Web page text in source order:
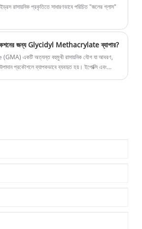
রাসায়নিক প্রকৃতিতে সাধারণভাবে পরিচিত "জলের গ্লাস"
জন্য Glycidyl Methacrylate ব্যাপার?
একটি অত্যন্ত বহুমুখী রাসায়নিক যৌগ যা আবরণ,
প্রকৌশলে ব্যাপকভাবে ব্যবহৃত হয়। ইপোক্সি এবং
অ্যাপ্লিকেশন থেকে শুরু করে সাধারণ চ্যালেঞ্জ এবং
সচেতন সিদ্ধান্ত নিতে এবং তাদের উৎপাদন প্রক্রিয়াগুলিকে